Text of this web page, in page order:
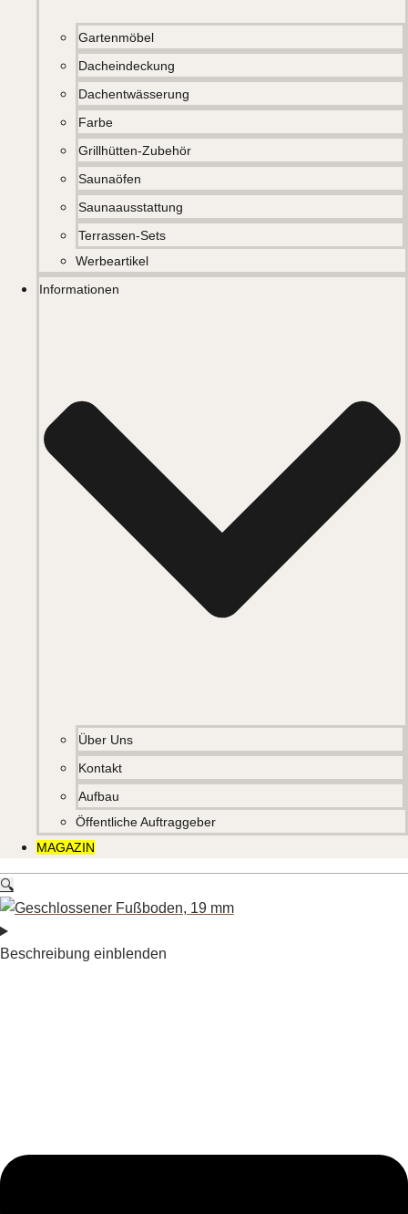
Gartenmöbel
Dacheindeckung
Dachentwässerung
Farbe
Grillhütten-Zubehör
Saunaöfen
Saunaausstattung
Terrassen-Sets
Werbeartikel
Informationen
Über Uns
Kontakt
Aufbau
Öffentliche Auftraggeber
MAGAZIN
🔍
Beschreibung einblenden